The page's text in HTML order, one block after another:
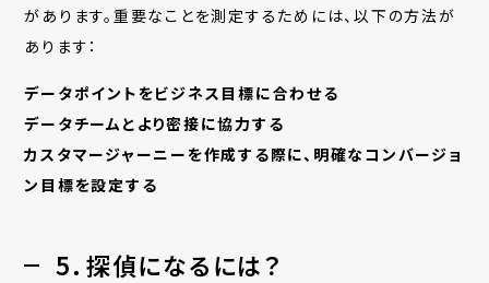
があります。重要なことを測定するためには、以下の方法が
あります：
データポイントをビジネス目標に合わせる
データチームとより密接に協力する
カスタマージャーニーを作成する際に、明確なコンバージョ
ン目標を設定する
5．探偵になるには？